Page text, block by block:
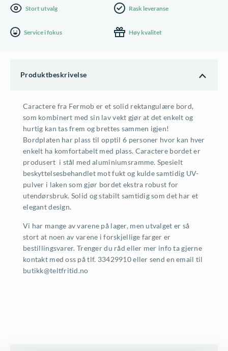
Stort utvalg Rask leveranse
Service i fokus Høy kvalitet
Produktbeskrivelse
Caractere fra Fermob er et solid rektangulære bord,
som kombinert med sin lav vekt gjør at det enkelt og
hurtig kan tas frem og brettes sammen igjen!
Bordplaten har plass til opptil 6 personer hvor kan hver
enkelt ha komfortabelt med plass. Caractere bordet er
produsert i stål med aluminiumsramme. Spesielt
beskyttelsesbehandlet mot fukt og kulde samtidig UV-
pulver i laken som gjør bordet ekstra robust for
utendørsbruk. Solid og stabilt samtidig som det har et
elegant design.
Vi har mange av varene på lager, men utvalget er så
stort at noen av varene i forskjellige farger er
bestillingsvarer. Trenger du råd eller mer info ta gjerne
kontakt med oss på tlf. 33429910 eller send en email til
butikk@teltfritid.no